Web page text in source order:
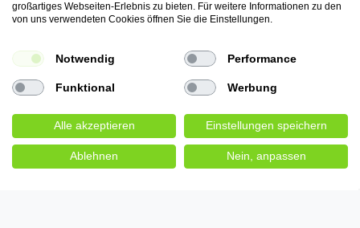
Wir bieten folgende
großartiges Webseiten-Erlebnis zu bieten. Für weitere Informationen zu den
von uns verwendeten Cookies öffnen Sie die Einstellungen.
Notwendig Performance
Funktional Werbung
Alle akzeptieren Einstellungen speichern
Ablehnen Nein, anpassen